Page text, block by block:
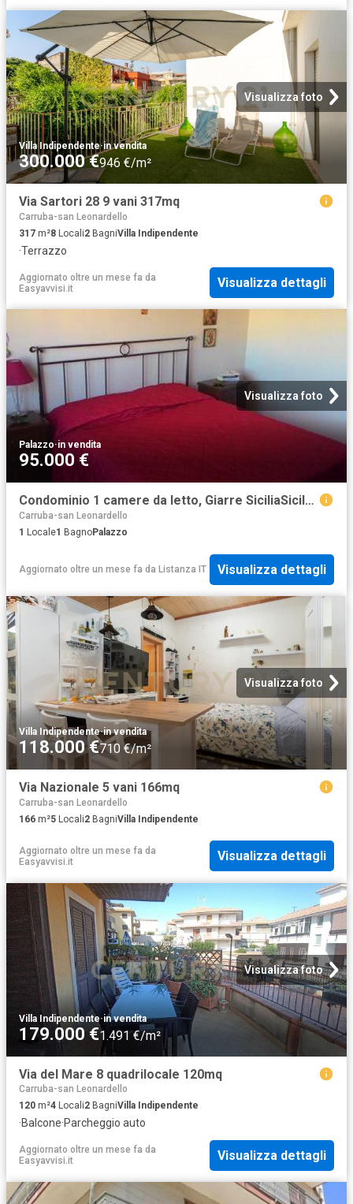
Visualizza foto
Villa Indipendente·in vendita
300.000 €946 €/m²
Via Sartori 28 9 vani 317mq
Carruba-san Leonardello
317 m²8 Locali2 BagniVilla Indipendente
·Terrazzo
Aggiornato oltre un mese fa da
Easyavvisi.it
Visualizza dettagli
Visualizza foto
Palazzo·in vendita
95.000 €
Condominio 1 camere da letto, Giarre SiciliaSicily ES103700585
Carruba-san Leonardello
1 Locale1 BagnoPalazzo
Aggiornato oltre un mese fa da Listanza IT Visualizza dettagli
Visualizza foto
Villa Indipendente·in vendita
118.000 €710 €/m²
Via Nazionale 5 vani 166mq
Carruba-san Leonardello
166 m²5 Locali2 BagniVilla Indipendente
Aggiornato oltre un mese fa da
Easyavvisi.it
Visualizza dettagli
Visualizza foto
Villa Indipendente·in vendita
179.000 €1.491 €/m²
Via del Mare 8 quadrilocale 120mq
Carruba-san Leonardello
120 m²4 Locali2 BagniVilla Indipendente
·Balcone·Parcheggio auto
Aggiornato oltre un mese fa da
Easyavvisi.it
Visualizza dettagli